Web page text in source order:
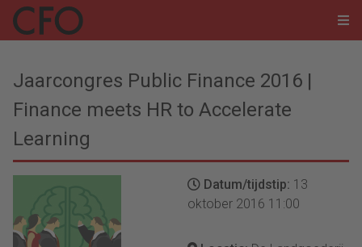
Jaarcongres Public Finance 2016 |
Finance meets HR to Accelerate
Learning
Datum/tijdstip: 13
oktober 2016 11:00